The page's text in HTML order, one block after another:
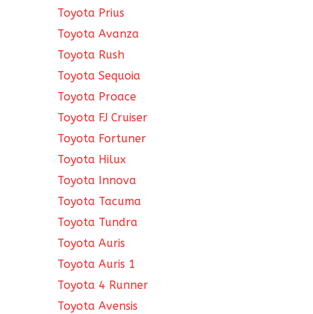
Toyota Prius
Toyota Avanza
Toyota Rush
Toyota Sequoia
Toyota Proace
Toyota FJ Cruiser
Toyota Fortuner
Toyota Hilux
Toyota Innova
Toyota Tacuma
Toyota Tundra
Toyota Auris
Toyota Auris 1
Toyota 4 Runner
Toyota Avensis